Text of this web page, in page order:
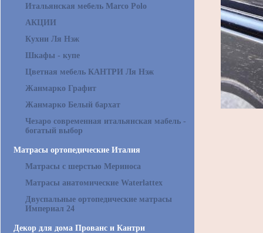
Итальянская мебель Marco Polo
АКЦИИ
Кухни Ля Нэж
Шкафы - купе
Цветная мебель КАНТРИ Ля Нэж
Жанмарко Графит
Жанмарко Белый бархат
Чезаро современная итальянская мабель -
богатый выбор
Матрасы ортопедические Италия
Матрасы с шерстью Мериноса
Матрасы анатомические Waterlattex
Двуспальные ортопедические матрасы
Империал 24
Декор для дома Прованс и Кантри